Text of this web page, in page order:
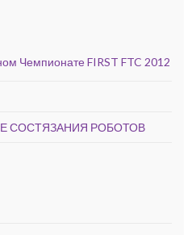
Чемпионате FIRST FTC 2012
СОСТЯЗАНИЯ РОБОТОВ